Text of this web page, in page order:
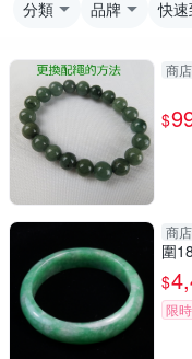
分類 品牌 快
商店
$
商店
圍
$
限